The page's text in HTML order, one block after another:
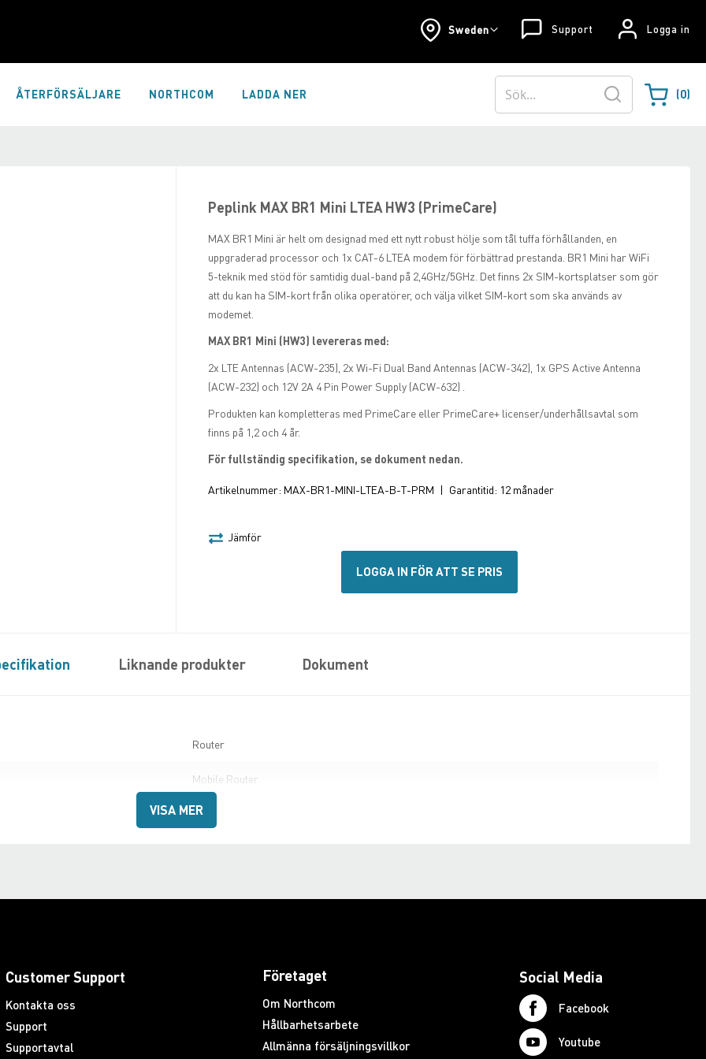
Logga in
Support
Sweden
ÅTERFÖRSÄLJARE NORTHCOM LADDA NER Varukorgen
0
Sök
Peplink MAX BR1 Mini LTEA HW3 (PrimeCare)
MAX BR1 Mini är helt om designad med ett nytt robust hölje som tål tuffa förhållanden, en
uppgraderad processor och 1x CAT-6 LTEA modem för förbättrad prestanda. BR1 Mini har WiFi
5-teknik med stöd för samtidig dual-band på 2,4GHz/5GHz. Det finns 2x SIM-kortsplatser som gör
att du kan ha SIM-kort från olika operatörer, och välja vilket SIM-kort som ska används av
modemet.
MAX BR1 Mini (HW3) levereras med:
2x LTE Antennas (ACW-235), 2x Wi-Fi Dual Band Antennas (ACW-342), 1x GPS Active Antenna
(ACW-232) och 12V 2A 4 Pin Power Supply (ACW-632) .
Produkten kan kompletteras med PrimeCare eller PrimeCare+ licenser/underhållsavtal som
finns på 1,2 och 4 år.
För fullständig specifikation, se dokument nedan.
Artikelnummer: MAX-BR1-MINI-LTEA-B-T-PRM | Garantitid: 12 månader
Jämför
LOGGA IN FÖR ATT SE PRIS
Liknande produkter Dokument
Router
Mobile Router
VISA MER
Customer Support
Kontakta oss
Support
Supportavtal
Företaget
Om Northcom
Hållbarhetsarbete
Allmänna försäljningsvillkor
Social Media
Facebook
Youtube